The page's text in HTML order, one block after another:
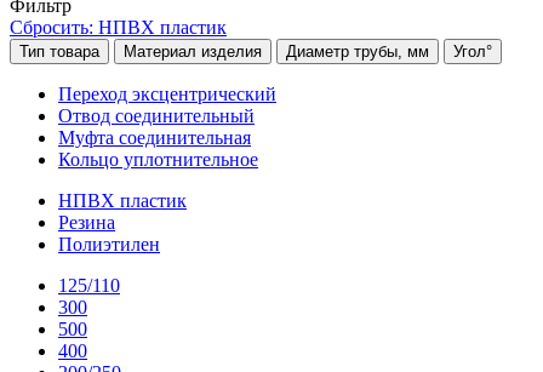
Фильтр
Сбросить: НПВХ пластик
Тип товара Материал изделия Диаметр трубы, мм Угол°
Переход эксцентрический
Отвод соединительный
Муфта соединительная
Кольцо уплотнительное
НПВХ пластик
Резина
Полиэтилен
125/110
300
500
400